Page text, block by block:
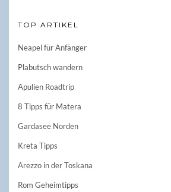
TOP ARTIKEL
Neapel für Anfänger
Plabutsch wandern
Apulien Roadtrip
8 Tipps für Matera
Gardasee Norden
Kreta Tipps
Arezzo in der Toskana
Rom Geheimtipps